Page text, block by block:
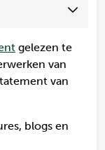
gelezen te
van
van
blogs en